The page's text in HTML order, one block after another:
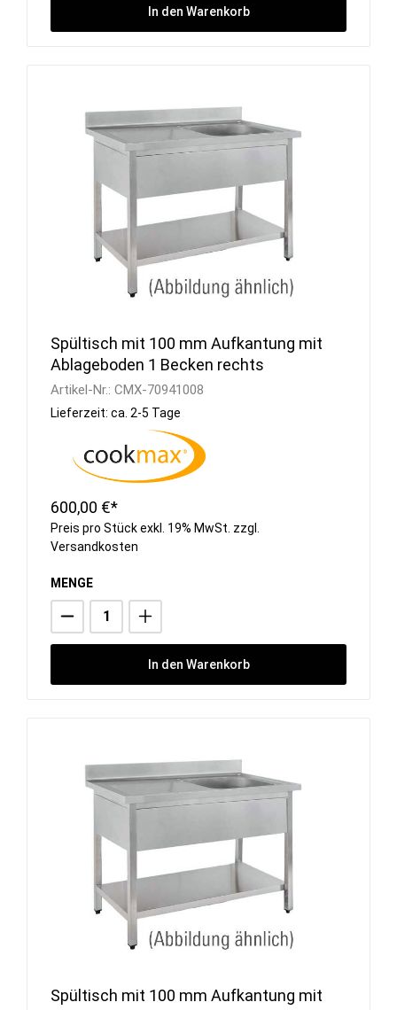
In den Warenkorb
Spültisch mit 100 mm Aufkantung mit
Ablageboden 1 Becken rechts
Artikel-Nr.: CMX-70941008
Lieferzeit: ca. 2-5 Tage
600,00 €*
Preis pro Stück exkl. 19% MwSt. zzgl.
Versandkosten
MENGE
In den Warenkorb
Spültisch mit 100 mm Aufkantung mit